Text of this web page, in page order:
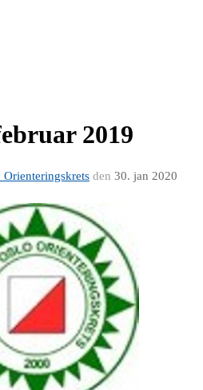
2019
Orienteringskrets den 30. jan 2020